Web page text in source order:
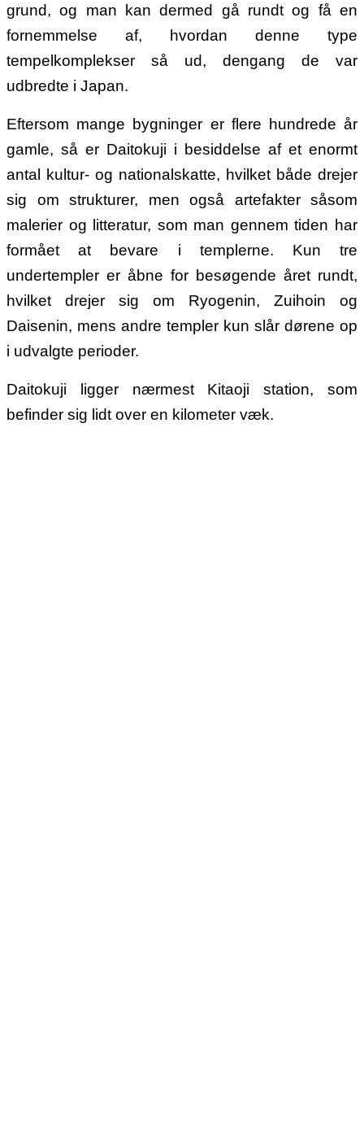
grund, og man kan dermed gå rundt og få en
fornemmelse af, hvordan denne type
tempelkomplekser så ud, dengang de var
udbredte i Japan.
Eftersom mange bygninger er flere hundrede år
gamle, så er Daitokuji i besiddelse af et enormt
antal kultur- og nationalskatte, hvilket både drejer
sig om strukturer, men også artefakter såsom
malerier og litteratur, som man gennem tiden har
formået at bevare i templerne. Kun tre
undertempler er åbne for besøgende året rundt,
hvilket drejer sig om Ryogenin, Zuihoin og
Daisenin, mens andre templer kun slår dørene op
i udvalgte perioder.
Daitokuji ligger nærmest Kitaoji station, som
befinder sig lidt over en kilometer væk.